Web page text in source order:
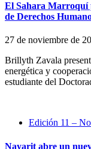
El Sahara Marroquí
de Derechos
27 de noviembre de
Brillyth Zavala
energética y
estudiante del
Edición 11 –
Nayarit abre un